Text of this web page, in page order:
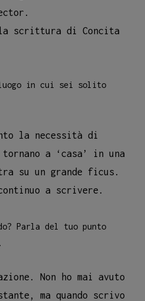
la scrittura di Concita
in cui sei solito
la necessità di
a ‘casa’ in una
su un grande ficus.
a scrivere.
Parla del tuo punto
Non ho mai avuto
ma quando scrivo